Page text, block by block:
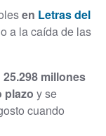
en Letras del
a la caída de las
25.298 millones
plazo y se
cuando